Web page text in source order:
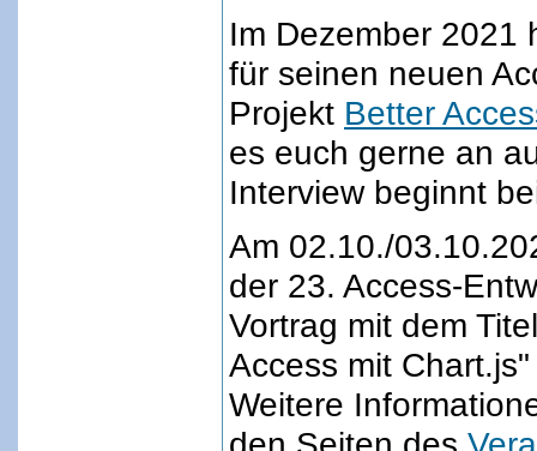
Im Dezember 2021
für seinen neuen
Projekt Better
es euch gerne an
Interview beginnt
Am 02.10./
der 23. Access-
Vortrag mit dem
Access mit
Weitere